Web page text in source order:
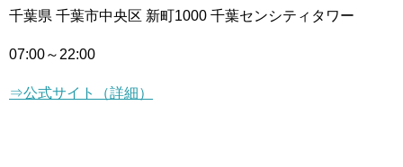
千葉県 千葉市中央区 新町1000 千葉センシティタワー
07:00～22:00
⇒公式サイト（詳細）